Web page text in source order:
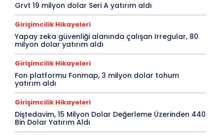
Grvt 19 milyon dolar Seri A yatırım aldı
Girişimcilik Hikayeleri
Yapay zeka güvenliği alanında çalışan Irregular, 80
milyon dolar yatırım aldı
Girişimcilik Hikayeleri
Fon platformu Fonmap, 3 milyon dolar tohum
yatırım aldı
Girişimcilik Hikayeleri
Diştedavim, 15 Milyon Dolar Değerleme Üzerinden 440
Bin Dolar Yatırım Aldı